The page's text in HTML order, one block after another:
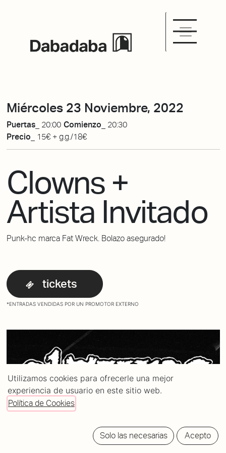
Miércoles 23 Noviembre, 2022
Puertas_ 20:00 Comienzo_ 20:30
Precio_
15€ + g.g./18€
Clowns +
Artista Invitado
Punk-hc marca Fat Wreck. Bolazo asegurado!
tickets
*ENTRADAS VENDIDAS POR UN PROMOTOR EXTERNO
Utilizamos cookies para ofrecerle una mejor
experiencia de usuario en este sitio web.
Política de Cookies
Solo las necesarias Acepto